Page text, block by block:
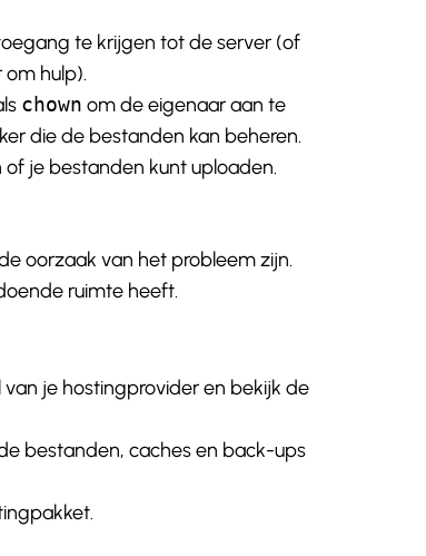
te krijgen tot de server (of
hulp).
chown om de eigenaar aan te
die de bestanden kan beheren.
je bestanden kunt uploaden.
oorzaak van het probleem zijn.
ruimte heeft.
je hostingprovider en bekijk de
bestanden, caches en back-ups